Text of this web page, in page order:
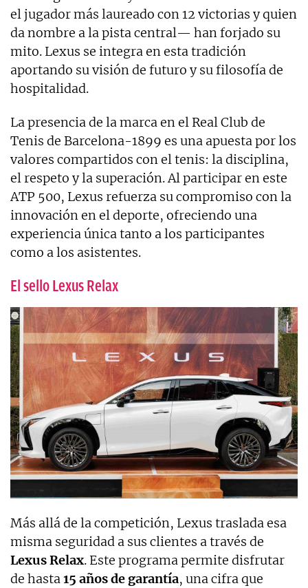
el jugador más laureado con 12 victorias y quien
da nombre a la pista central— han forjado su
mito. Lexus se integra en esta tradición
aportando su visión de futuro y su filosofía de
hospitalidad.
La presencia de la marca en el Real Club de
Tenis de Barcelona-1899 es una apuesta por los
valores compartidos con el tenis: la disciplina,
el respeto y la superación. Al participar en este
ATP 500, Lexus refuerza su compromiso con la
innovación en el deporte, ofreciendo una
experiencia única tanto a los participantes
como a los asistentes.
El sello Lexus Relax
Más allá de la competición, Lexus traslada esa
misma seguridad a sus clientes a través de
Lexus Relax. Este programa permite disfrutar
de hasta15 años de garantía, una cifra que